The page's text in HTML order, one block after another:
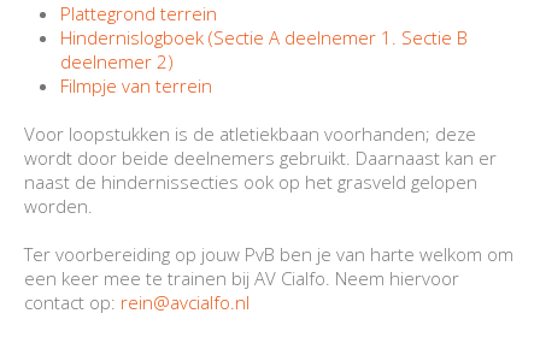
Plattegrond terrein
Hindernislogboek (Sectie A deelnemer 1. Sectie B
deelnemer 2)
Filmpje van terrein
Voor loopstukken is de atletiekbaan voorhanden; deze
wordt door beide deelnemers gebruikt. Daarnaast kan er
naast de hindernissecties ook op het grasveld gelopen
worden.
Ter voorbereiding op jouw PvB ben je van harte welkom om
een keer mee te trainen bij AV Cialfo. Neem hiervoor
contact op: rein@avcialfo.nl